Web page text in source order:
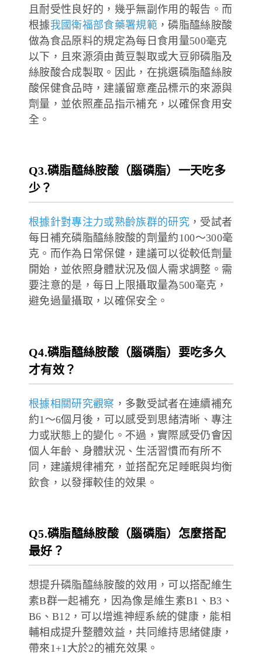
且耐受性良好的，幾乎無副作用的報告。而
根據我國衛福部食藥署規範，磷脂醯絲胺酸
做為食品原料的規定為每日食用量500毫克
以下，且來源須由黃豆製取或大豆卵磷脂及
絲胺酸合成製取。因此，在挑選磷脂醯絲胺
酸保健食品時，建議留意產品標示的來源與
劑量，並依照產品指示補充，以確保食用安
全。
Q3.磷脂醯絲胺酸（腦磷脂）一天吃多
少？
根據針對專注力或熟齡族群的研究，受試者
每日補充磷脂醯絲胺酸的劑量約100～300毫
克。而作為日常保健，建議可以從較低劑量
開始，並依照身體狀況及個人需求調整。需
要注意的是，每日上限攝取量為500毫克，
避免過量攝取，以確保安全。
Q4.磷脂醯絲胺酸（腦磷脂）要吃多久
才有效？
根據相關研究觀察 ，多數受試者在連續補充
約1～6個月後，可以感受到思緒清晰、專注
力或狀態上的變化。不過，實際感受仍會因
個人年齡、身體狀況、生活習慣而有所不
同，建議規律補充，並搭配充足睡眠與均衡
飲食，以發揮較佳的效果。
Q5.磷脂醯絲胺酸（腦磷脂）怎麼搭配
最好？
想提升磷脂醯絲胺酸的效用，可以搭配維生
素B群一起補充，因為像是維生素B1、B3、
B6、B12，可以增進神經系統的健康，能相
輔相成提升整體效益，共同維持思緒健康，
帶來1+1大於2的補充效果。